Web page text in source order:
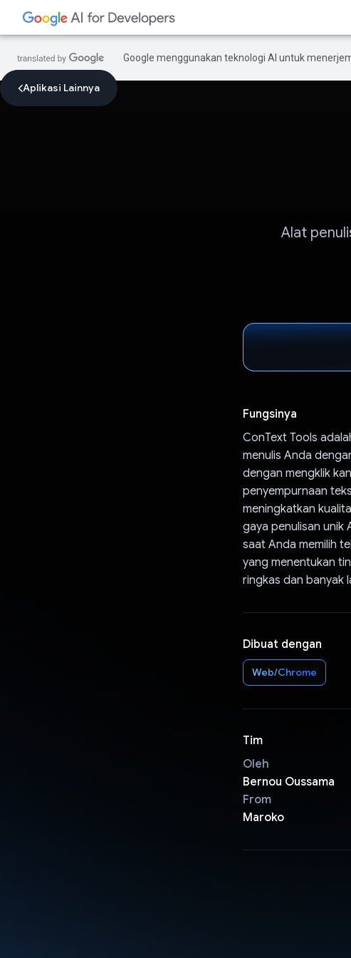
Google menggunakan teknologi AI untuk
Aplikasi Lainnya
Alat
Fungsinya
ConText Tools
menulis Anda
dengan mengklik
penyempurnaan
meningkatkan
gaya penulisan unik
saat Anda memilih
yang menentukan
ringkas dan banyak
Dibuat dengan
Web/Chrome
Tim
Oleh
Bernou Oussama
From
Maroko